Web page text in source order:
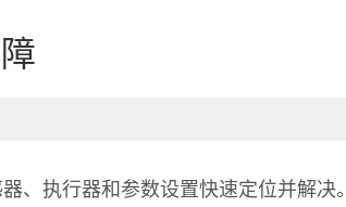
、执行器和参数设置快速定位并解决。